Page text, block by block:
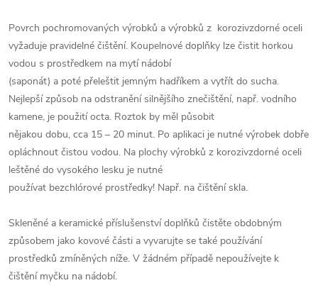
Povrch pochromovaných výrobků a výrobků z korozivzdorné oceli
vyžaduje pravidelné čištění. Koupelnové doplňky lze čistit horkou
vodou s prostředkem na mytí nádobí
(saponát) a poté přeleštit jemným hadříkem a vytřít do sucha.
Nejlepší způsob na odstranění silnějšího znečištění, např. vodního
kamene, je použití octa. Roztok by měl působit
nějakou dobu, cca 15 – 20 minut. Po aplikaci je nutné výrobek dobře
opláchnout čistou vodou. Na plochy výrobků z korozivzdorné oceli
leštěné do vysokého lesku je nutné
používat bezchlórové prostředky! Např. na čištění skla.
Skleněné a keramické příslušenství doplňků čistěte obdobným
způsobem jako kovové části a vyvarujte se také používání
prostředků zmíněných níže. V žádném případě nepoužívejte k
čištění myčku na nádobí.